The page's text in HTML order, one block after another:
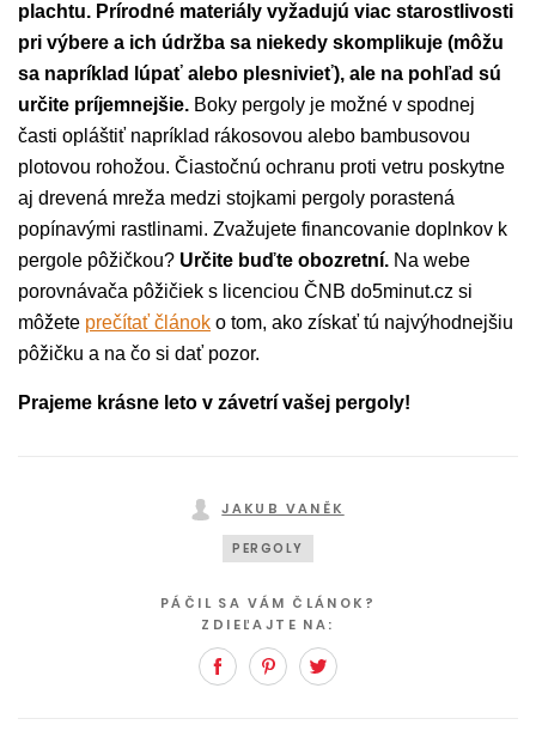
plachtu. Prírodné materiály vyžadujú viac starostlivosti
pri výbere a ich údržba sa niekedy skomplikuje (môžu
sa napríklad lúpať alebo plesnivieť), ale na pohľad sú
určite príjemnejšie. Boky pergoly je možné v spodnej
časti opláštiť napríklad rákosovou alebo bambusovou
plotovou rohožou. Čiastočnú ochranu proti vetru poskytne
aj drevená mreža medzi stojkami pergoly porastená
popínavými rastlinami. Zvažujete financovanie doplnkov k
pergole pôžičkou? Určite buďte obozretní. Na webe
porovnávača pôžičiek s licenciou ČNB do5minut.cz si
môžete prečítať článok o tom, ako získať tú najvýhodnejšiu
pôžičku a na čo si dať pozor.
Prajeme krásne leto v závetrí vašej pergoly!
JAKUB VANĚK
PERGOLY
PÁČIL SA VÁM ČLÁNOK?
ZDIEĽAJTE NA:
FacebookPinterest